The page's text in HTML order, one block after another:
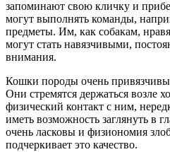
запоминают свою кличку и
могут выполнять команды,
предметы. Им, как собакам,
могут стать навязчивыми,
внимания.
Кошки породы очень
Они стремятся держаться возле
физический контакт с ним,
иметь возможность заглянуть в
очень ласковы и физиономия
подчеркивает это качество.